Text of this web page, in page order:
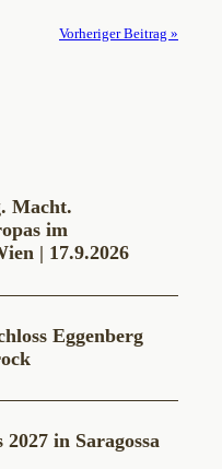
Vorheriger Beitrag »
Macht.
im
| 17.9.2026
Eggenberg
in Saragossa